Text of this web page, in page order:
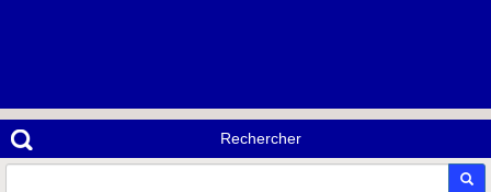
Rechercher